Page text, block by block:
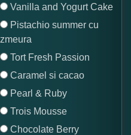
Vanilla and Yogurt Cake
Pistachio summer cu
zmeura
Tort Fresh Passion
Caramel si cacao
Pearl & Ruby
Trois Mousse
Chocolate Berry